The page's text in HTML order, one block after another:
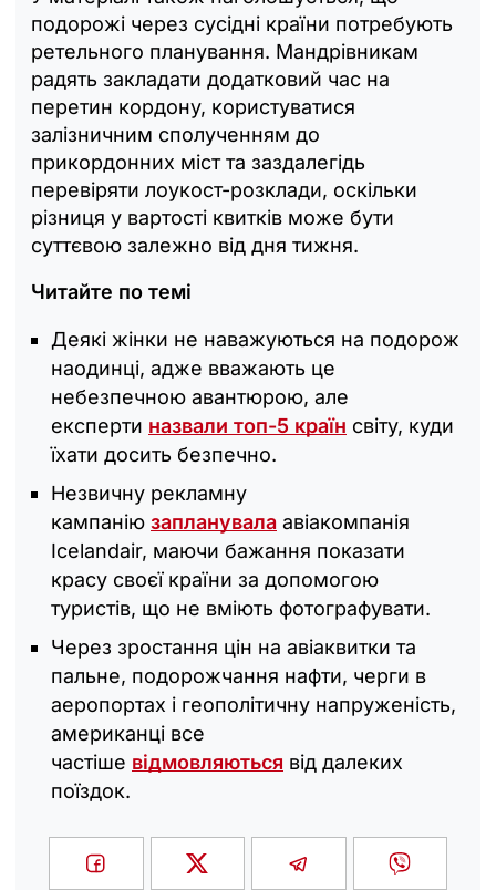
подорожі через сусідні країни потребують
ретельного планування. Мандрівникам
радять закладати додатковий час на
перетин кордону, користуватися
залізничним сполученням до
прикордонних міст та заздалегідь
перевіряти лоукост-розклади, оскільки
різниця у вартості квитків може бути
суттєвою залежно від дня тижня.
Читайте по темі
Деякі жінки не наважуються на подорож
наодинці, адже вважають це
небезпечною авантюрою, але
експерти назвали топ-5 країн світу, куди
їхати досить безпечно.
Незвичну рекламну
кампанію запланувала авіакомпанія
Icelandair, маючи бажання показати
красу своєї країни за допомогою
туристів, що не вміють фотографувати.
Через зростання цін на авіаквитки та
пальне, подорожчання нафти, черги в
аеропортах і геополітичну напруженість,
американці все
частіше відмовляються від далеких
поїздок.